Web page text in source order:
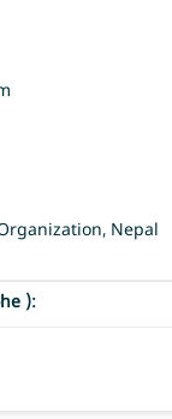
Nepal
):